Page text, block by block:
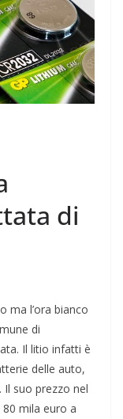
di
ma l’ora bianco
di
Il litio infatti è
delle auto,
Il suo prezzo nel
mila euro a